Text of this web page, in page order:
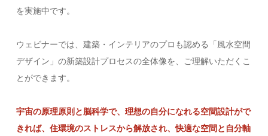
を実施中です。
ウェビナーでは、建築・インテリアのプロも認める「風水空間
デザイン」の新築設計プロセスの全体像を、ご理解いただくこ
とができます。
宇宙の原理原則と脳科学で、理想の自分になれる空間設計がで
きれば、住環境のストレスから解放され、快適な空間と自分軸